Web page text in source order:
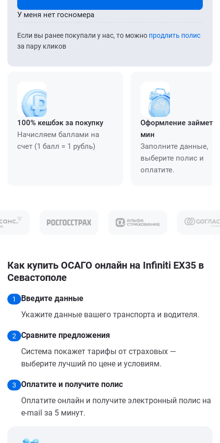
Если вы ранее покупали у нас, то можно продлить полис
за пару кликов
У меня нет госномера
100% кешбэк за покупку
Начисляем баллами на
счет (1 балл = 1 рубль)
Оформление займет
мин
Заполните данные,
выберите полис и
оплатите.
Как купить ОСАГО онлайн на Infiniti EX35 в
Севастополе
1
Введите данные
Укажите данные вашего транспорта и водителя.
2
Сравните предложения
Система покажет тарифы от страховых —
выберите лучший по цене и условиям.
3
Оплатите и получите полис
Оплатите онлайн и получите электронный полис на
e-mail за 5 минут.